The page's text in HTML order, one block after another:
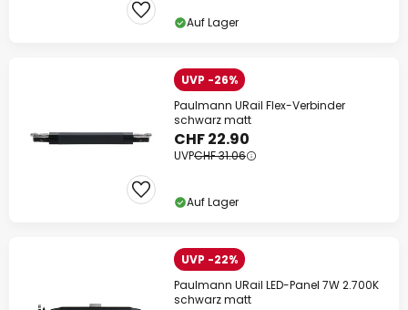
Auf Lager
UVP -26%
Paulmann URail Flex-Verbinder
schwarz matt
CHF 22.90
UVPCHF 31.06
Auf Lager
UVP -22%
Paulmann URail LED-Panel 7W 2.700K
schwarz matt